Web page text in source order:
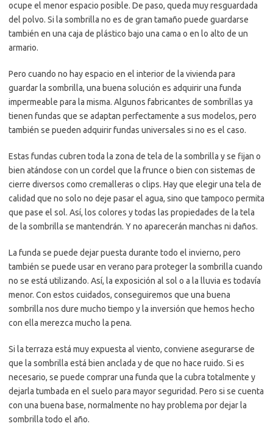
ocupe el menor espacio posible. De paso, queda muy resguardada
del polvo. Si la sombrilla no es de gran tamaño puede guardarse
también en una caja de plástico bajo una cama o en lo alto de un
armario.
Pero cuando no hay espacio en el interior de la vivienda para
guardar la sombrilla, una buena solución es adquirir una funda
impermeable para la misma. Algunos fabricantes de sombrillas ya
tienen fundas que se adaptan perfectamente a sus modelos, pero
también se pueden adquirir fundas universales si no es el caso.
Estas fundas cubren toda la zona de tela de la sombrilla y se fijan o
bien atándose con un cordel que la frunce o bien con sistemas de
cierre diversos como cremalleras o clips. Hay que elegir una tela de
calidad que no solo no deje pasar el agua, sino que tampoco permita
que pase el sol. Así, los colores y todas las propiedades de la tela
de la sombrilla se mantendrán. Y no aparecerán manchas ni daños.
La funda se puede dejar puesta durante todo el invierno, pero
también se puede usar en verano para proteger la sombrilla cuando
no se está utilizando. Así, la exposición al sol o a la lluvia es todavía
menor. Con estos cuidados, conseguiremos que una buena
sombrilla nos dure mucho tiempo y la inversión que hemos hecho
con ella merezca mucho la pena.
Si la terraza está muy expuesta al viento, conviene asegurarse de
que la sombrilla está bien anclada y de que no hace ruido. Si es
necesario, se puede comprar una funda que la cubra totalmente y
dejarla tumbada en el suelo para mayor seguridad. Pero si se cuenta
con una buena base, normalmente no hay problema por dejar la
sombrilla todo el año.